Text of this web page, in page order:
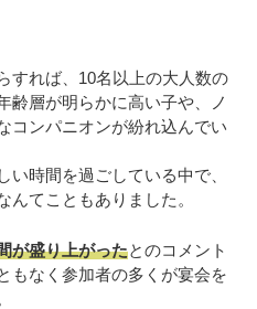
すれば、10名以上の大人数の
齢層が明らかに高い子や、ノ
コンパニオンが紛れ込んでい
時間を過ごしている中で、
てこともありました。
が盛り上がったとのコメント
もなく参加者の多くが宴会を